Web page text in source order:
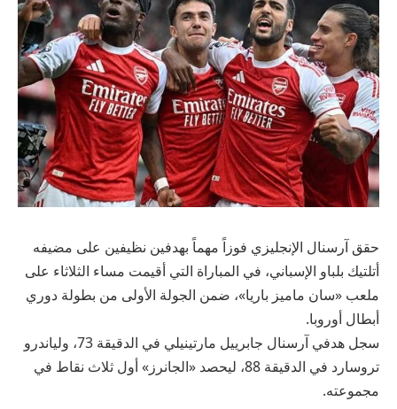
حقق آرسنال الإنجليزي فوزاً مهماً بهدفين نظيفين على مضيفه
أتلتيك بلباو الإسباني، في المباراة التي أقيمت مساء الثلاثاء على
ملعب «سان ماميز باريا»، ضمن الجولة الأولى من بطولة دوري
أبطال أوروبا.
سجل هدفي آرسنال جابرييل مارتينيلي في الدقيقة 73، ولياندرو
تروسارد في الدقيقة 88، ليحصد «الجانرز» أول ثلاث نقاط في
مجموعته.